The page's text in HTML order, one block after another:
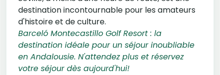
destination incontournable pour les amateurs
d'histoire et de culture.
Barceló Montecastillo Golf Resort : la
destination idéale pour un séjour inoubliable
en Andalousie. N'attendez plus et réservez
votre séjour dès aujourd'hui!